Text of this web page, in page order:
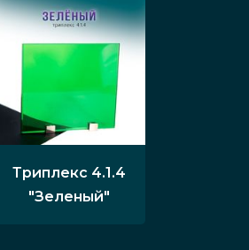
Триплекс 4.1.4
"Зеленый"